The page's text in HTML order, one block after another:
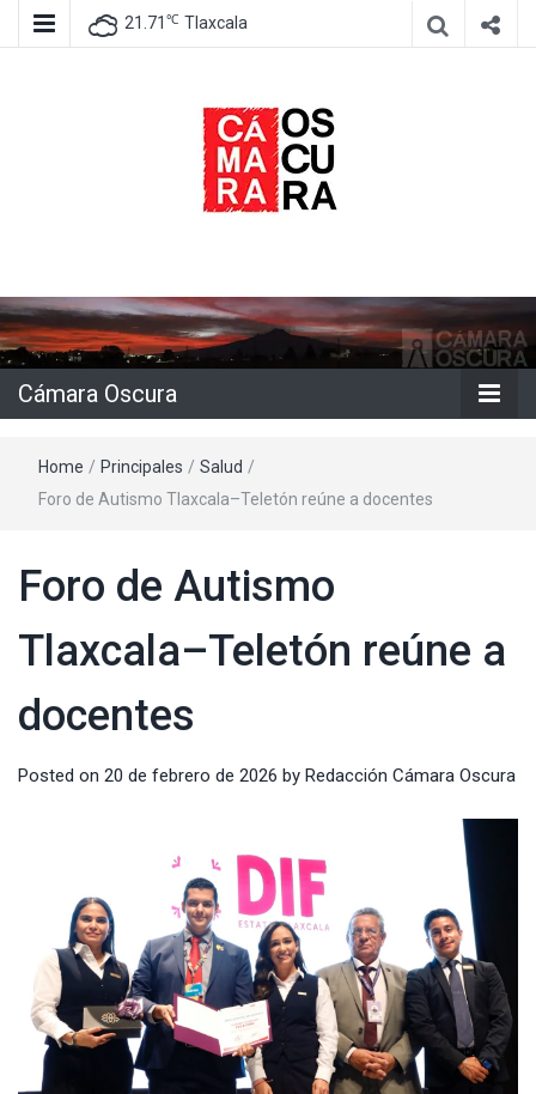
21.71 ℃ Tlaxcala
Cámara
Oscura
Cámara Oscura
Home / Principales / Salud /
Foro de Autismo Tlaxcala–Teletón reúne a docentes
Foro de Autismo
Tlaxcala–Teletón reúne a
docentes
Posted on 20 de febrero de 2026 by Redacción Cámara Oscura